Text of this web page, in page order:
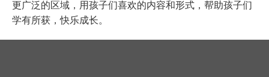
更广泛的区域，用孩子们喜欢的内容和形式，帮助孩子们
学有所获，快乐成长。